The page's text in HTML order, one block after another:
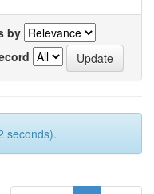
by
seconds).